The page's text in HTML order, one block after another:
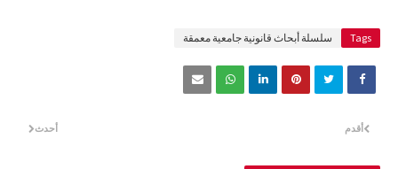
Tags سلسلة أبحاث قانونية جامعية معمقة
أحدث أقدم